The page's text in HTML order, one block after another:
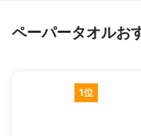
ペーパータオルお
1位